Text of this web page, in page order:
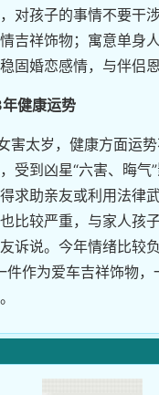
对孩子的事情不要干
吉祥饰物；寓意单身
固婚恋感情，与伴侣恩
健康运势
太岁，健康方面运
受到凶星“六害、晦气
求助亲友或利用法律
比较严重，与家人孩
诉说。今年情绪比较
作为爱车吉祥饰物